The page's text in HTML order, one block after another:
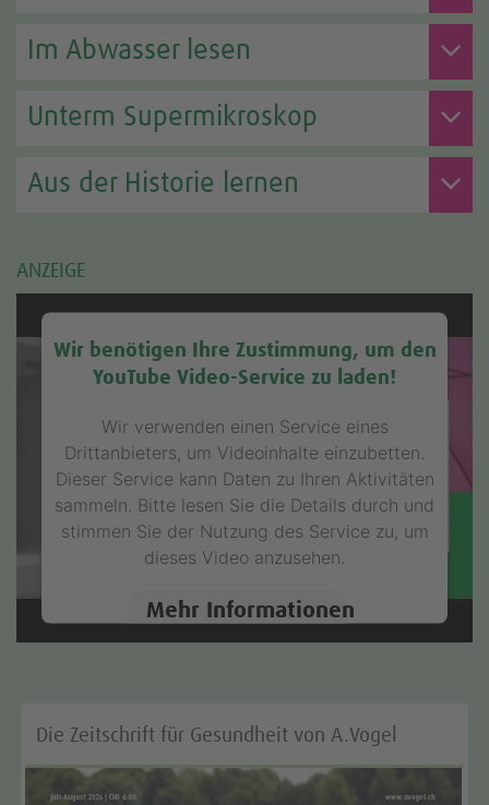
Im Abwasser lesen
Unterm Supermikroskop
Aus der Historie lernen
ANZEIGE
Wir benötigen Ihre Zustimmung, um den
YouTube Video-Service zu laden!
Wir verwenden einen Service eines
Drittanbieters, um Videoinhalte einzubetten.
Dieser Service kann Daten zu Ihren Aktivitäten
sammeln. Bitte lesen Sie die Details durch und
stimmen Sie der Nutzung des Service zu, um
dieses Video anzusehen.
Mehr Informationen
Die Zeitschrift für Gesundheit von A.Vogel